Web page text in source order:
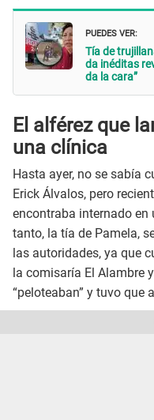
PUEDES VER:
Tía de
da inéditas
da la cara”
El alférez que
una clínica
Hasta ayer, no se sabía
Erick Álvalos, pero
encontraba internado
tanto, la tía de Pamela,
las autoridades, ya que
la comisaría El Alambre
“peloteaban” y tuvo que